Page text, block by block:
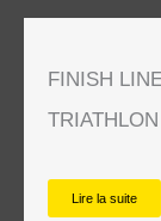
FINISH
Lire la suite